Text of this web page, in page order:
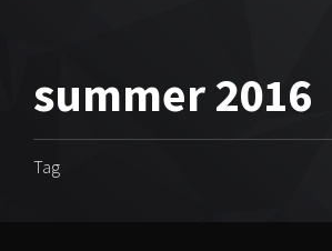
summer 2016
Tag